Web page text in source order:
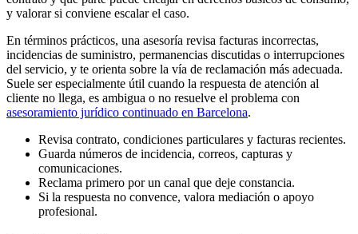
y valorar si conviene escalar el caso.
En términos prácticos, una asesoría revisa facturas incorrectas,
incidencias de suministro, permanencias discutidas o interrupciones
del servicio, y te orienta sobre la vía de reclamación más adecuada.
Suele ser especialmente útil cuando la respuesta de atención al
cliente no llega, es ambigua o no resuelve el problema con
asesoramiento jurídico continuado en Barcelona.
Revisa contrato, condiciones particulares y facturas recientes.
Guarda números de incidencia, correos, capturas y
comunicaciones.
Reclama primero por un canal que deje constancia.
Si la respuesta no convence, valora mediación o apoyo
profesional.